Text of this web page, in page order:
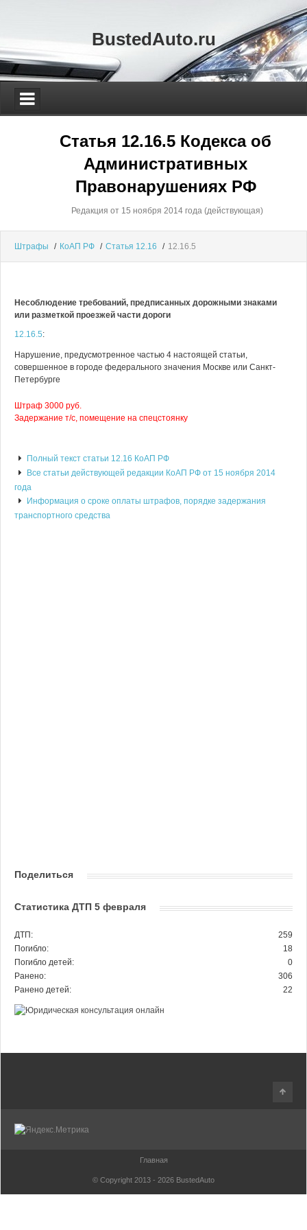
BustedAuto.ru
Статья 12.16.5 Кодекса об
Административных
Правонарушениях РФ
Редакция от 15 ноября 2014 года (действующая)
Штрафы / КоАП РФ / Статья 12.16 / 12.16.5
Несоблюдение требований, предписанных дорожными знаками
или разметкой проезжей части дороги
12.16.5:
Нарушение, предусмотренное частью 4 настоящей статьи,
совершенное в городе федерального значения Москве или Санкт-
Петербурге
Штраф 3000 руб.
Задержание т/с, помещение на спецстоянку
Полный текст статьи 12.16 КоАП РФ
Все статьи действующей редакции КоАП РФ от 15 ноября 2014
года
Информация о сроке оплаты штрафов, порядке задержания
транспортного средства
Поделиться
Статистика ДТП 5 февраля
ДТП:
259
Погибло:
18
Погибло детей:
0
Ранено:
306
Ранено детей:
22
Главная
© Copyright 2013 - 2026 BustedAuto